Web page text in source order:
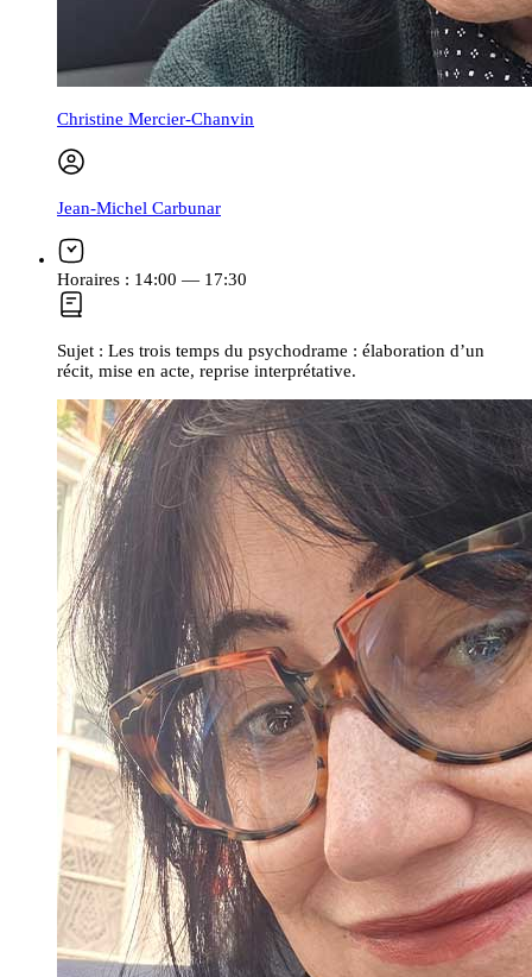
Christine Mercier-Chanvin
Jean-Michel Carbunar
Horaires : 14:00 — 17:30
Sujet : Les trois temps du psychodrame : élaboration d’un
récit, mise en acte, reprise interprétative.